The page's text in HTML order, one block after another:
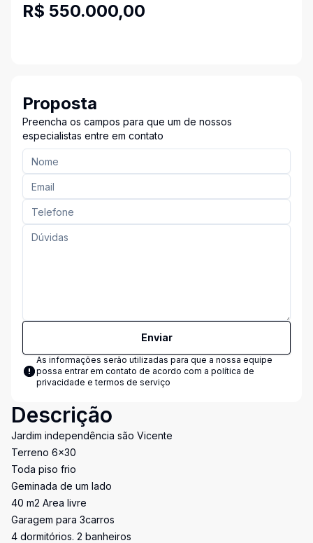
R$ 550.000,00
Proposta
Preencha os campos para que um de nossos
especialistas entre em contato
Enviar
As informações serão utilizadas para que a nossa equipe
possa entrar em contato de acordo com a política de
privacidade e termos de serviço
Descrição
Jardim independência são Vicente
Terreno 6x30
Toda piso frio
Geminada de um lado
40 m2 Area livre
Garagem para 3carros
4 dormitórios. 2 banheiros